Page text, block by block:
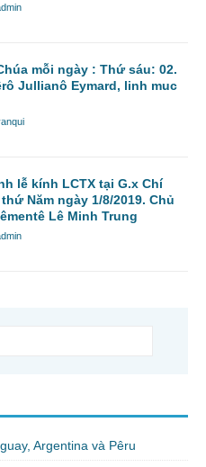
mỗi ngày : Thứ sáu: 02.
Jullianô Eymard, linh muc
lễ kính LCTX tại G.x Chí
Năm ngày 1/8/2019. Chủ
Lê Minh Trung
Argentina và Pêru